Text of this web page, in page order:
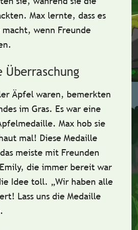
Max lernte, dass es
macht, wenn Freunde
Überraschung
Äpfel waren, bemerkten
im Gras. Es war eine
. Max hob sie
mal! Diese Medaille
meiste mit Freunden
die immer bereit war
Idee toll. „Wir haben alle
Lass uns die Medaille